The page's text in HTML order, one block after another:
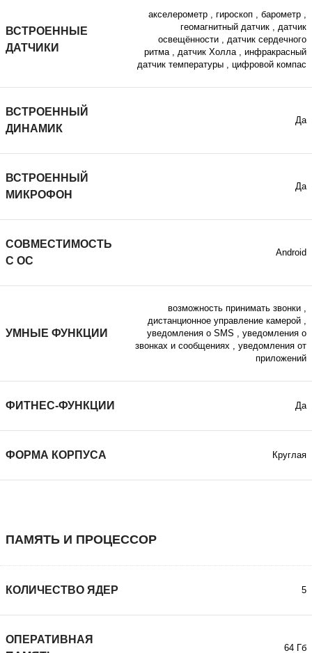
ВСТРОЕННЫЕ
ДАТЧИКИ
акселерометр , гироскоп , барометр ,
геомагнитный датчик , датчик
освещённости , датчик сердечного
ритма , датчик Холла , инфракрасный
датчик температуры , цифровой компас
ВСТРОЕННЫЙ
ДИНАМИК
Да
ВСТРОЕННЫЙ
МИКРОФОН
Да
СОВМЕСТИМОСТЬ
С ОС
Android
УМНЫЕ ФУНКЦИИ
возможность принимать звонки ,
дистанционное управление камерой ,
уведомления о SMS , уведомления о
звонках и сообщениях , уведомления от
приложений
ФИТНЕС-ФУНКЦИИ Да
ФОРМА КОРПУСА Круглая
ПАМЯТЬ И ПРОЦЕССОР
КОЛИЧЕСТВО ЯДЕР 5
ОПЕРАТИВНАЯ
64 Гб